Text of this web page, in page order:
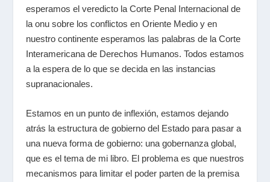
esperamos el veredicto la Corte Penal Internacional de
la onusobre los conflictos en Oriente Medio y en
nuestro continente esperamos las palabras de la Corte
Interamericana de Derechos Humanos. Todos estamos
a la espera de lo que se decida en las instancias
supranacionales.
Estamos en un punto de inflexión, estamos dejando
atrás la estructura de gobierno del Estado para pasar a
una nueva forma de gobierno: una gobernanza global,
que es el tema de mi libro. El problema es que nuestros
mecanismos para limitar el poder parten de la premisa